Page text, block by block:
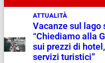
ATTUALITÀ
Vacanze sul lago
“Chiediamo alla
sui prezzi di
servizi turistici”